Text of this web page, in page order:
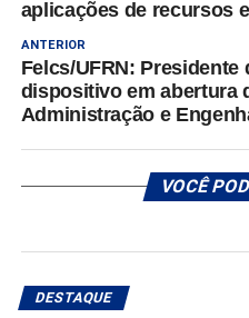
aplicações de recursos
ANTERIOR
Felcs/UFRN: Presidente
dispositivo em abertura
Administração e
VOCÊ
DESTAQUE